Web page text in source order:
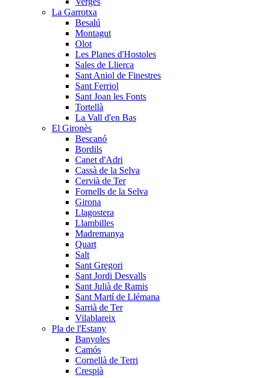
La Garrotxa
Besalú
Montagut
Olot
Les Planes d'Hostoles
Sales de Llierca
Sant Aniol de Finestres
Sant Ferriol
Sant Joan les Fonts
Tortellà
La Vall d'en Bas
El Gironès
Bescanó
Bordils
Canet d'Adri
Cassà de la Selva
Cervià de Ter
Fornells de la Selva
Girona
Llagostera
Llambilles
Madremanya
Quart
Salt
Sant Gregori
Sant Jordi Desvalls
Sant Julià de Ramis
Sant Martí de Llémana
Sarrià de Ter
Vilablareix
Pla de l'Estany
Banyoles
Camós
Cornellà de Terri
Crespià